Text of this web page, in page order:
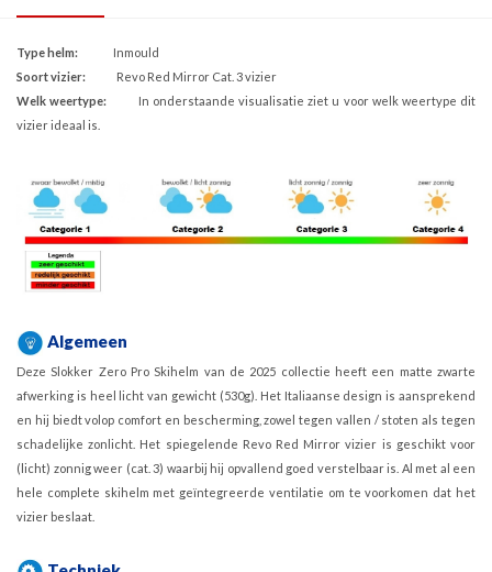
Type helm: Inmould
Soort vizier: Revo Red Mirror Cat. 3 vizier
Welk weertype:
In onderstaande visualisatie ziet u voor welk weertype dit
vizier ideaal is.
Algemeen
Deze Slokker Zero Pro Skihelm van de 2025 collectie heeft een matte zwarte
afwerking is heel licht van gewicht (530g). Het Italiaanse design is aansprekend
en hij biedt volop comfort en bescherming, zowel tegen vallen / stoten als tegen
schadelijke zonlicht. Het spiegelende Revo Red Mirror vizier is geschikt voor
(licht) zonnig weer (cat. 3) waarbij hij opvallend goed verstelbaar is. Al met al een
hele complete skihelm met geïntegreerde ventilatie om te voorkomen dat het
vizier beslaat.